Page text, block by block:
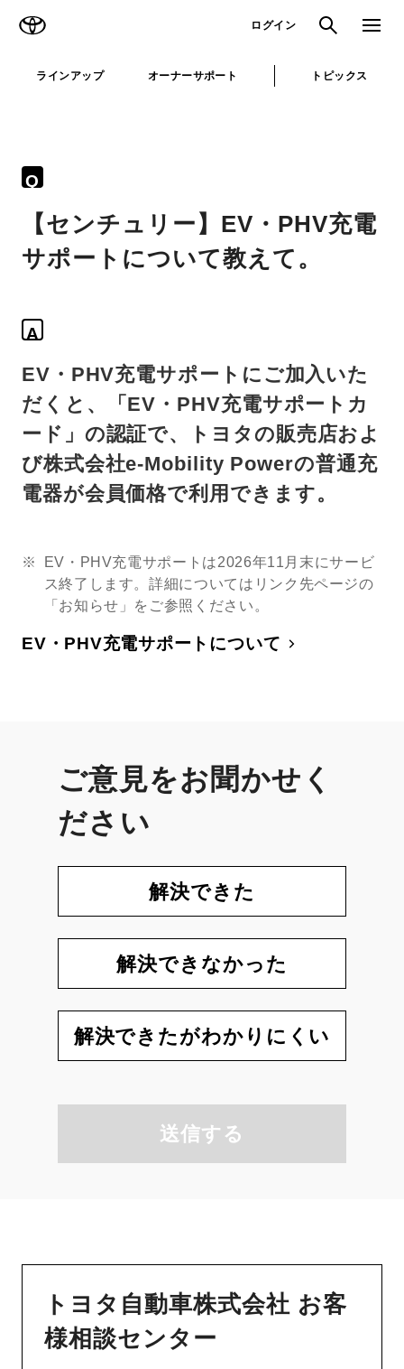
ログイン 検索 メニュ
ラインアップ オーナーサポート トピックス
Q
【センチュリー】EV・PHV充電
サポートについて教えて。
A
EV・PHV充電サポートにご加入いた
だくと、「EV・PHV充電サポートカ
ード」の認証で、トヨタの販売店およ
び株式会社e-Mobility Powerの普通充
電器が会員価格で利用できます。
EV・PHV充電サポートは2026年11月末にサービ
ス終了します。詳細についてはリンク先ページの
「お知らせ」をご参照ください。
EV・PHV充電サポートについて
ご意見をお聞かせく
ださい
解決できた
解決できなかった
解決できたがわかりにくい
送信する
トヨタ自動車株式会社 お客
様相談センター